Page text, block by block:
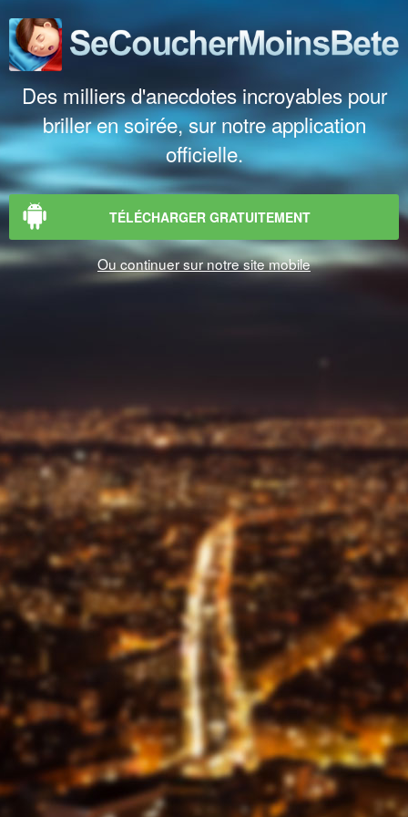
Des milliers d'anecdotes incroyables pour
briller en soirée, sur notre application
officielle.
TÉLÉCHARGER GRATUITEMENT
Ou continuer sur notre site mobile